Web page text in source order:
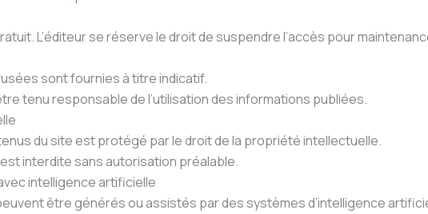
L’éditeur se réserve le droit de suspendre l’accès pour
sont fournies à titre indicatif.
tenu responsable de l’utilisation des informations publiées.
du site est protégé par le droit de la propriété intellectuelle.
interdite sans autorisation préalable.
intelligence artificielle
être générés ou assistés par des systèmes d’intelligence